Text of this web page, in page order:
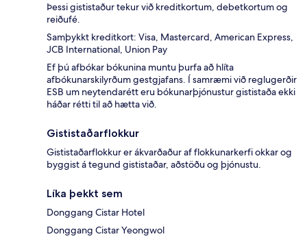
Þessi gististaður tekur við kreditkortum, debetkortum og
reiðufé.
Samþykkt kreditkort: Visa, Mastercard, American Express,
JCB International, Union Pay
Ef þú afbókar bókunina muntu þurfa að hlíta
afbókunarskilyrðum gestgjafans. Í samræmi við reglugerðir
ESB um neytendarétt eru bókunarþjónustur gististaða ekki
háðar rétti til að hætta við.
Gististaðarflokkur
Gististaðarflokkur er ákvarðaður af flokkunarkerfi okkar og
byggist á tegund gististaðar, aðstöðu og þjónustu.
Líka þekkt sem
Donggang Cistar Hotel
Donggang Cistar Yeongwol